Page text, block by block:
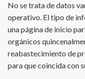
No se trata de datos
operativo. El tipo de
una página de inicio
orgánicos
reabastecimiento de
para que coincida con